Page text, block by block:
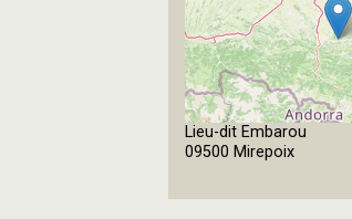
Lieu-dit Embarou
09500 Mirepoix